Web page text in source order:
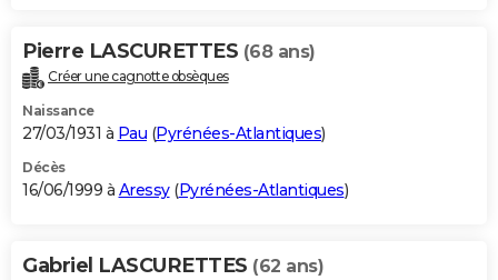
Pierre LASCURETTES (68 ans)
Créer une cagnotte obsèques
Naissance
27/03/1931 à Pau (Pyrénées-Atlantiques)
Décès
16/06/1999 à Aressy(Pyrénées-Atlantiques)
Gabriel LASCURETTES (62 ans)